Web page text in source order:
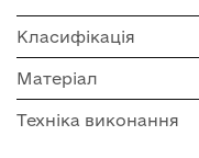
Класифікація
Матеріал
Техніка виконання